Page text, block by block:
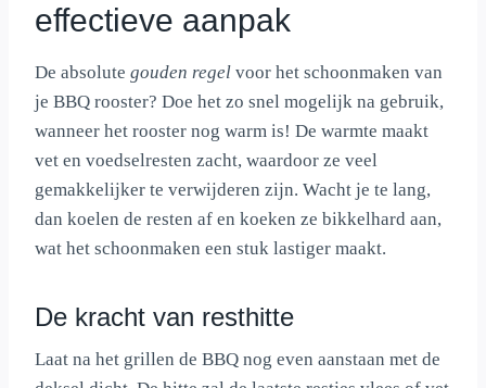
effectieve aanpak
De absolute gouden regel voor het schoonmaken van
je BBQ rooster? Doe het zo snel mogelijk na gebruik,
wanneer het rooster nog warm is! De warmte maakt
vet en voedselresten zacht, waardoor ze veel
gemakkelijker te verwijderen zijn. Wacht je te lang,
dan koelen de resten af en koeken ze bikkelhard aan,
wat het schoonmaken een stuk lastiger maakt.
De kracht van resthitte
Laat na het grillen de BBQ nog even aanstaan met de